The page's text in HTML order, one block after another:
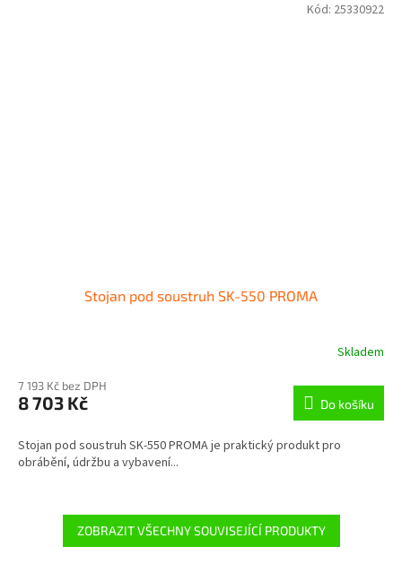
Stojan pod soustruh SK-550 PROMA
Skladem
7 193 Kč bez DPH
8 703 Kč Do košíku
Stojan pod soustruh SK-550 PROMA je praktický produkt pro
obrábění, údržbu a vybavení...
Kód: 25330922
ZOBRAZIT VŠECHNY SOUVISEJÍCÍ PRODUKTY